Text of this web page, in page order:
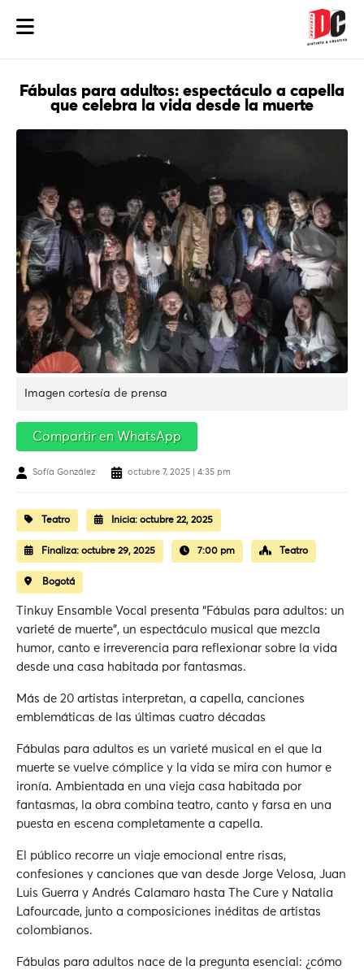
Fábulas para adultos: espectáculo a capella
que celebra la vida desde la muerte
Imagen cortesía de prensa
Compartir en WhatsApp
Sofía González octubre 7, 2025 | 4:35 pm
Teatro Inicia: octubre 22, 2025
Finaliza: octubre 29, 2025 7:00 pm Teatro
Bogotá
Tinkuy Ensamble Vocal presenta “Fábulas para adultos: un
varieté de muerte”, un espectáculo musical que mezcla
humor, canto e irreverencia para reflexionar sobre la vida
desde una casa habitada por fantasmas.
Más de 20 artistas interpretan, a capella, canciones
emblemáticas de las últimas cuatro décadas
Fábulas para adultos es un varieté musical en el que la
muerte se vuelve cómplice y la vida se mira con humor e
ironía. Ambientada en una vieja casa habitada por
fantasmas, la obra combina teatro, canto y farsa en una
puesta en escena completamente a capella.
El público recorre un viaje emocional entre risas,
confesiones y canciones que van desde Jorge Velosa, Juan
Luis Guerra y Andrés Calamaro hasta The Cure y Natalia
Lafourcade, junto a composiciones inéditas de artistas
colombianos.
Fábulas para adultos nace de la pregunta esencial: ¿cómo